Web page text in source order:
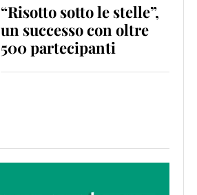
“Risotto sotto le stelle”,
un successo con oltre
500 partecipanti